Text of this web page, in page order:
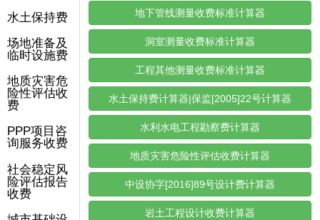
水土保持费
场地准备及
临时设施费
地质灾害危
险性评估收
费
PPP项目咨
询服务收费
社会稳定风
险评估报告
收费
地下管线测量收费标准计算器
洞室测量收费标准计算器
工程其他测量收费标准计算器
水土保持费计算器|保监[2005]22号计算器
水利水电工程勘察费计算器
地质灾害危险性评估收费计算器
中设协字[2016]89号设计费计算器
岩土工程设计收费计算器